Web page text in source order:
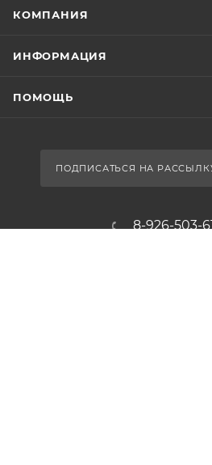
КОМПАНИЯ
ИНФОРМАЦИЯ
ПОМОЩЬ
ПОДПИСАТЬСЯ НА
8-926-503-